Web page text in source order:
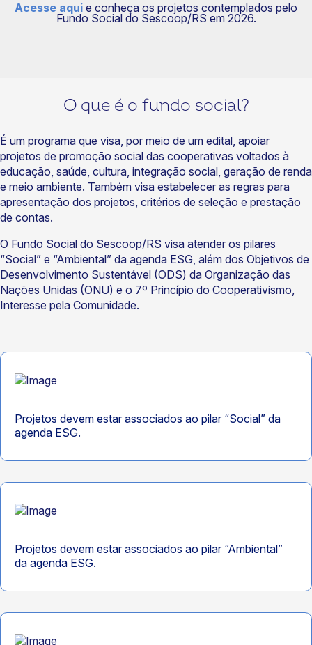
Acesse aqui e conheça os projetos contemplados pelo
Fundo Social do Sescoop/RS em 2026.
O que é o fundo social?
É um programa que visa, por meio de um edital, apoiar
projetos de promoção social das cooperativas voltados à
educação, saúde, cultura, integração social, geração de renda
e meio ambiente. Também visa estabelecer as regras para
apresentação dos projetos, critérios de seleção e prestação
de contas.
O Fundo Social do Sescoop/RS visa atender os pilares
“Social” e “Ambiental” da agenda ESG, além dos Objetivos de
Desenvolvimento Sustentável (ODS) da Organização das
Nações Unidas (ONU) e o 7º Princípio do Cooperativismo,
Interesse pela Comunidade.
Projetos devem estar associados ao pilar “Social” da
agenda ESG.
Projetos devem estar associados ao pilar “Ambiental”
da agenda ESG.